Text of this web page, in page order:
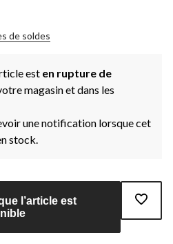
de soldes
est en rupture de
magasin et dans les
une notification lorsque cet
stock.
l’article est